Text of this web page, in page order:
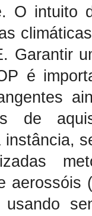
O intuito
Garantir
é
de